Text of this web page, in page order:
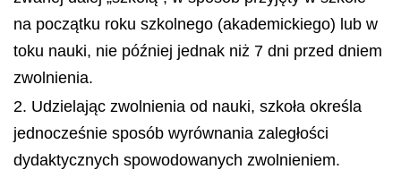
na początku roku szkolnego (akademickiego) lub w
toku nauki, nie później jednak niż 7 dni przed dniem
zwolnienia.
2. Udzielając zwolnienia od nauki, szkoła określa
jednocześnie sposób wyrównania zaległości
dydaktycznych spowodowanych zwolnieniem.